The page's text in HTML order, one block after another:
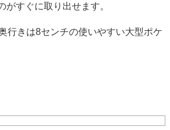
がすぐに取り出せます。
行きは8センチの使いやすい大型ポケ